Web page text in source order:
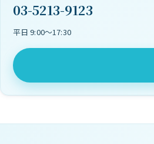
03-5213-9123
平日 9:00〜17:30